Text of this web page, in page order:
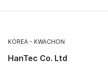
KOREA KWACHON
HanTec Co. Ltd